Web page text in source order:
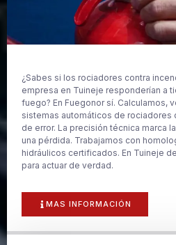
¿Sabes si los rociadores contra
empresa en Tuineje responderían a
fuego? En Fuegonor sí. Calculamos,
sistemas automáticos de rociadores
de error. La precisión técnica marca
una pérdida. Trabajamos con
hidráulicos certificados. En Tuineje
para actuar de verdad.
MAS INFORMACIÓN